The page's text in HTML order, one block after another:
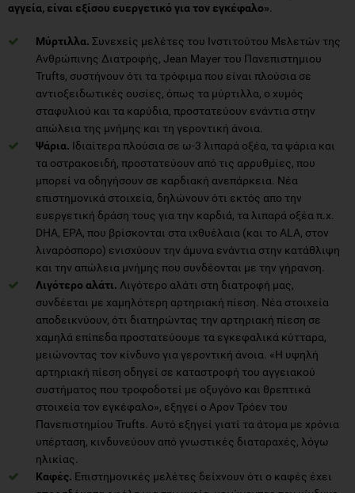
αγγεία, είναι εξίσου ευεργετικό για τον εγκέφαλο»
Μύρτιλλα. Συνεχείς μελέτες του Ινστιτούτου Μελετών της
Ανθρώπινης Διατροφής, Jean Mayer του Πανεπιστημιου
Trufts, συστήνουν ότι τα τρόφιμα που είναι πλούσια σε
αντιοξειδωτικές ουσίες, όπως τα μύρτιλλα, ο χυμός
σταφυλιού και τα καρύδια, προστατεύουν ενάντια στην
απώλεια της μνήμης και τη γεροντική άνοια.
Ψάρια. Ιδιαίτερα πλούσια σε ω-3 λιπαρά οξέα, τα ψάρια και
τα οστρακοειδή, προστατεύουν από τις αρρυθμίες, που
μπορεί να οδηγήσουν σε καρδιακή ανεπάρκεια. Νέα
επιστημονικά στοιχεία, δηλώνουν ότι εκτός απο την
ευεργετική δράση τους για την καρδιά, τα λιπαρά οξέα π.χ.
DHA, EPA, που βρίσκονται στα ιχθυέλαια (και το ALA, στον
λιναρόσπορο) ενισχύουν την άμυνα ενάντια στην κατάθλιψη
και την απώλεια μνήμης που συνδέονται με την γήρανση.
Λιγότερο αλάτι. Λιγότερο αλάτι στη διατροφή μας,
συνδέεται με χαμηλότερη αρτηριακή πίεση. Νέα στοιχεία
αποδεικνύουν, ότι διατηρώντας την αρτηριακή πίεση σε
χαμηλά επίπεδα προστατεύουμε τα εγκεφαλικά κύτταρα,
μειώνοντας τον κίνδυνο για γεροντική άνοια. «Η υψηλή
αρτηριακή πίεση οδηγεί σε καταστροφή του αγγειακού
συστήματος που τροφοδοτεί με οξυγόνο και θρεπτικά
στοιχεία τον εγκέφαλο», εξηγεί ο Αρον Τρόεν του
Πανεπιστημίου Trufts. Αυτό εξηγεί γιατί τα άτομα με χρόνια
υπέρταση, κινδυνεύουν από γνωστικές διαταραχές, λόγω
ηλικίας.
Καφές. Επιστημονικές μελέτες δείχνουν ότι ο καφές έχει